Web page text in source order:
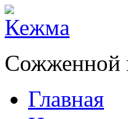
Сожженной
Главная